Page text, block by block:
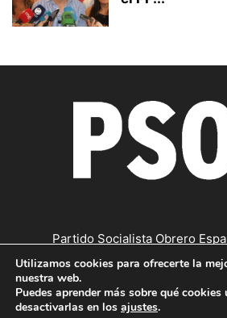
Partido Socialista Obrero
Contáctanos:
Utilizamos cookies para ofrecerte la
nuestra web.
Puedes aprender más sobre qué
desactivarlas en los ajustes.